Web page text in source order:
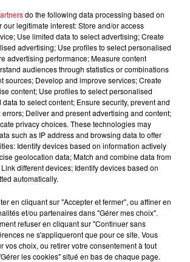
au20 mai 2026 à 22h00
Payant
De 35€ à 42€
20a rue Jean de La Fontaine
68390 Sausheim
Espace Dollfus et Noack
https://www.eden-
sausheim.com/bernard-werber
do the following data processing based on
our legitimate interest: Store and/or access
Use limited data to select advertising; Create
advertising; Use profiles to select personalised
advertising performance; Measure content
audiences through statistics or combinations
sources; Develop and improve services; Create
content; Use profiles to select personalised
to select content; Ensure security, prevent and
errors; Deliver and present advertising and content;
privacy choices. These technologies may
such as IP address and browsing data to offer
Identify devices based on information actively
geolocation data; Match and combine data from
different devices; Identify devices based on
automatically.
en cliquant sur "Accepter et fermer", ou affiner en
et/ou partenaires dans "Gérer mes choix".
refuser en cliquant sur "Continuer sans
ne s'appliqueront que pour ce site. Vous
vos choix, ou retirer votre consentement à tout
les cookies" situé en bas de chaque page.